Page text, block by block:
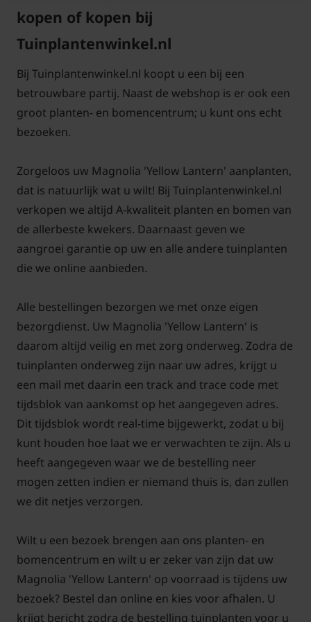
oogt de boom luchtig en elegant, waardoor hij
zowel in een kleine tuin als in een grote tuin goed
tot zijn recht komt. De Magnolia ‘Yellow Lantern’ is
een opvallende voorjaarsbloeier.
Deze magnolia heeft een duidelijke voorkeur voor
zure grond, maar groeit ook goed op zandgrond of
niet te nat wordt. Een standplaats in de halfschaduw
of in de volle zon is ideaal, waarbij de boom het
beste tot zijn recht komt op een beschutte plek uit
de harde wind. De Magnolia ‘Yellow Lantern’ is
bovendien goed bestand tegen wind en kan een
gemiddelde vochtigheid in de bodem prima
Wat betreft winterhardheid is de Magnolia ‘Yellow
Lantern’ een sterke plant: hij kan temperaturen tot
-14°C aan en is daarmee geschikt voor de meeste
zoeken hun weg in de grond, waardoor de boom
stevig staat en goed bestand is tegen wisselende
Of u nu een grote tuin heeft of juist op zoek bent
naar een prachtige struik voor een kleinere ruimte,
de Magnolia ‘Yellow Lantern’ is een uitstekende
keuze. Met zijn opvallende gele bloemen, halfopen
kroon en betrouwbare bloei brengt deze magnolia
het voorjaar tot leven. Bent u op zoek naar een
unieke en elegante boom die weinig onderhoud
kopen of kopen bij
Tuinplantenwinkel.nl
Bij Tuinplantenwinkel.nl koopt u een bij een
betrouwbare partij. Naast de webshop is er ook een
groot planten- en bomencentrum; u kunt ons echt
bezoeken.
Zorgeloos uw Magnolia 'Yellow Lantern' aanplanten,
dat is natuurlijk wat u wilt! Bij Tuinplantenwinkel.nl
verkopen we altijd A-kwaliteit planten en bomen van
de allerbeste kwekers. Daarnaast geven we
aangroei garantie op uw en alle andere tuinplanten
die we online aanbieden.
Alle bestellingen bezorgen we met onze eigen
bezorgdienst. Uw Magnolia 'Yellow Lantern' is
daarom altijd veilig en met zorg onderweg. Zodra de
tuinplanten onderweg zijn naar uw adres, krijgt u
een mail met daarin een track and trace code met
tijdsblok van aankomst op het aangegeven adres.
Dit tijdsblok wordt real-time bijgewerkt, zodat u bij
kunt houden hoe laat we er verwachten te zijn. Als u
heeft aangegeven waar we de bestelling neer
mogen zetten indien er niemand thuis is, dan zullen
we dit netjes verzorgen.
Wilt u een bezoek brengen aan ons planten- en
bomencentrum en wilt u er zeker van zijn dat uw
Magnolia 'Yellow Lantern' op voorraad is tijdens uw
bezoek? Bestel dan online en kies voor afhalen. U
krijgt bericht zodra de bestelling tuinplanten voor u